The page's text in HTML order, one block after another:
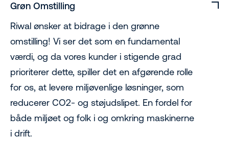
Grøn Omstilling
Riwal ønsker at bidrage i den grønne
omstilling! Vi ser det som en fundamental
værdi, og da vores kunder i stigende grad
prioriterer dette, spiller det en afgørende rolle
for os, at levere miljøvenlige løsninger, som
reducerer CO2- og støjudslipet. En fordel for
både miljøet og folk i og omkring maskinerne
i drift.